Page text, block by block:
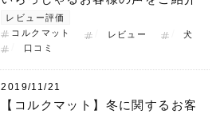
レビュー評価
コルクマット
レビュー
犬
口コミ
2019/11/21
【コルクマット】冬に関するお客